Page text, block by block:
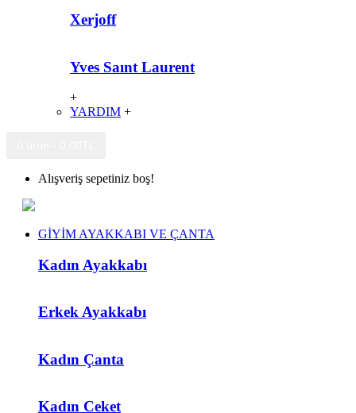
Xerjoff
Yves Saınt Laurent
+
YARDIM +
Alışveriş sepetiniz boş!
GİYİM AYAKKABI VE ÇANTA
Kadın Ayakkabı
Erkek Ayakkabı
Kadın Çanta
Kadın Ceket